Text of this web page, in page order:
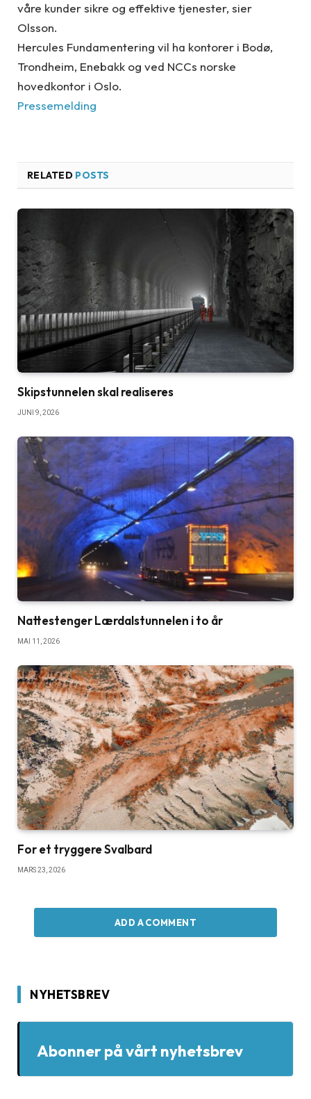
våre kunder sikre og effektive tjenester, sier
Olsson.
Hercules Fundamentering vil ha kontorer i Bodø,
Trondheim, Enebakk og ved NCCs norske
hovedkontor i Oslo.
Pressemelding
RELATED POSTS
Skipstunnelen skal realiseres
JUNI 9, 2026
Nattestenger Lærdalstunnelen i to år
MAI 11, 2026
For et tryggere Svalbard
MARS 23, 2026
ADD A COMMENT
NYHETSBREV
Abonner på vårt nyhetsbrev